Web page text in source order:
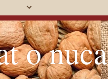
o nuca